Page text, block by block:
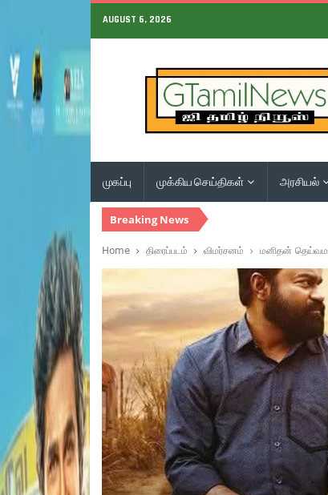
AUGUST 6, 2026
முகப்பு முக்கிய செய்திகள் அரசியல்
Breaking News
Home திரைப்படம் விமர்சனம் மனிதன்